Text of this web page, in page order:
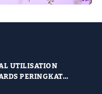
UTILISATION
PERINGKAT
TAHUN 2025